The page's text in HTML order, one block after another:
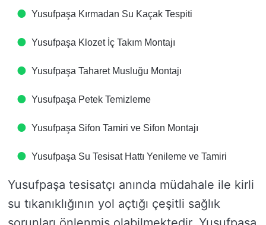
Yusufpaşa Kırmadan Su Kaçak Tespiti
Yusufpaşa Klozet İç Takım Montajı
Yusufpaşa Taharet Musluğu Montajı
Yusufpaşa Petek Temizleme
Yusufpaşa Sifon Tamiri ve Sifon Montajı
Yusufpaşa Su Tesisat Hattı Yenileme ve Tamiri
Yusufpaşa tesisatçı anında müdahale ile kirli
su tıkanıklığının yol açtığı çeşitli sağlık